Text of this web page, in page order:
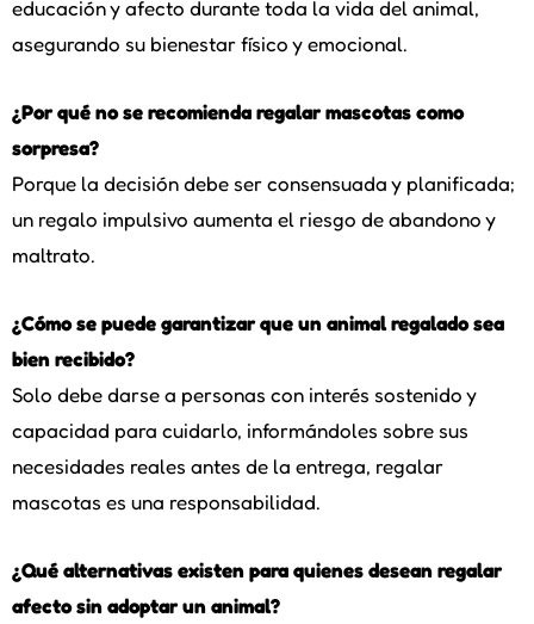
educación y afecto durante toda la vida del animal,
asegurando su bienestar físico y emocional.
¿Por qué no se recomienda regalar mascotas como
sorpresa?
Porque la decisión debe ser consensuada y planificada;
un regalo impulsivo aumenta el riesgo de abandono y
maltrato.
¿Cómo se puede garantizar que un animal regalado sea
bien recibido?
Solo debe darse a personas con interés sostenido y
capacidad para cuidarlo, informándoles sobre sus
necesidades reales antes de la entrega, regalar
mascotas es una responsabilidad.
¿Qué alternativas existen para quienes desean regalar
afecto sin adoptar un animal?